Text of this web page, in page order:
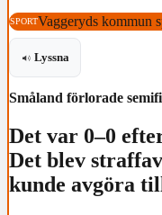
SPORTVaggeryds kommun
Lyssna
Småland förlorade
Det var 0–0
Det blev
kunde avgöra